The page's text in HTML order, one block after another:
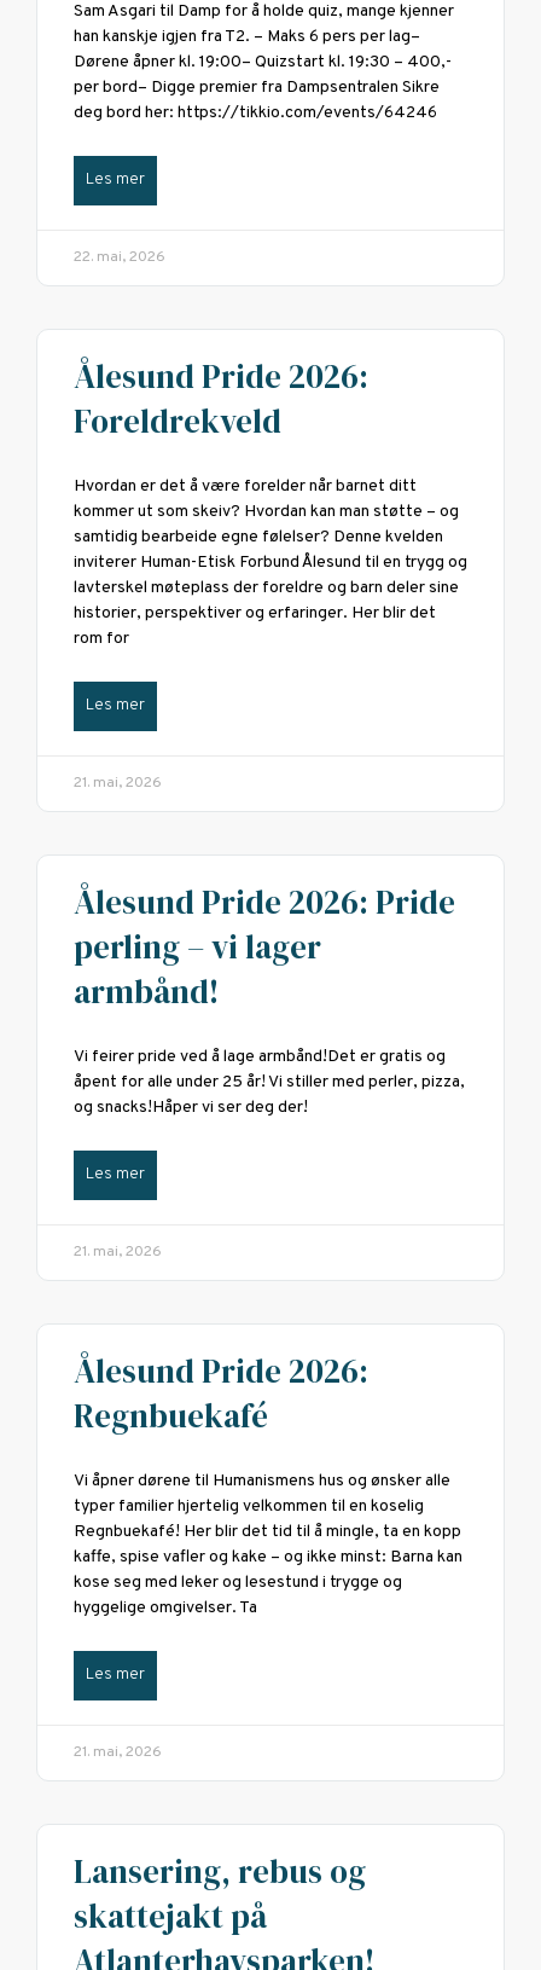
Sam Asgari til Damp for å holde quiz, mange kjenner
han kanskje igjen fra T2. – Maks 6 pers per lag–
Dørene åpner kl. 19:00– Quizstart kl. 19:30 – 400,-
per bord– Digge premier fra Dampsentralen Sikre
deg bord her: https://tikkio.com/events/64246
Les mer
22. mai, 2026
Ålesund Pride 2026:
Foreldrekveld
Hvordan er det å være forelder når barnet ditt
kommer ut som skeiv? Hvordan kan man støtte – og
samtidig bearbeide egne følelser? Denne kvelden
inviterer Human-Etisk Forbund Ålesund til en trygg og
lavterskel møteplass der foreldre og barn deler sine
historier, perspektiver og erfaringer. Her blir det
rom for
Les mer
21. mai, 2026
Ålesund Pride 2026: Pride
perling – vi lager
armbånd!
Vi feirer pride ved å lage armbånd!Det er gratis og
åpent for alle under 25 år! Vi stiller med perler, pizza,
og snacks!Håper vi ser deg der!
Les mer
21. mai, 2026
Ålesund Pride 2026:
Regnbuekafé
Vi åpner dørene til Humanismens hus og ønsker alle
typer familier hjertelig velkommen til en koselig
Regnbuekafé! Her blir det tid til å mingle, ta en kopp
kaffe, spise vafler og kake – og ikke minst: Barna kan
kose seg med leker og lesestund i trygge og
hyggelige omgivelser. Ta
Les mer
21. mai, 2026
Lansering, rebus og
skattejakt på
Atlanterhavsparken!